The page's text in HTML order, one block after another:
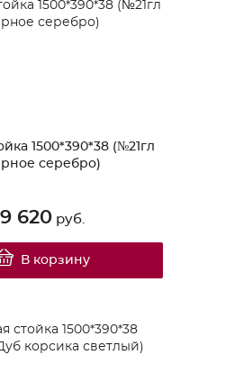
1500*390*38 (№21гл
серебро)
9 620 руб.
В корзину